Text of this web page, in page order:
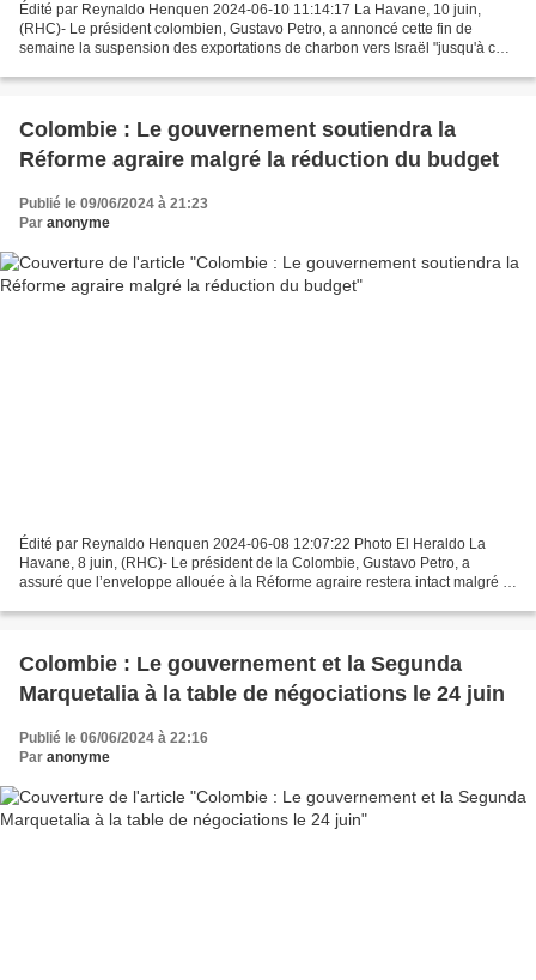
Édité par Reynaldo Henquen 2024-06-10 11:14:17 La Havane, 10 juin,
(RHC)- Le président colombien, Gustavo Petro, a annoncé cette fin de
semaine la suspension des exportations de charbon vers Israël "jusqu'à ce
Colombie : Le gouvernement soutiendra la
Réforme agraire malgré la réduction du budget
Publié le 09/06/2024 à 21:23
Par anonyme
Édité par Reynaldo Henquen 2024-06-08 12:07:22 Photo El Heraldo La
Havane, 8 juin, (RHC)- Le président de la Colombie, Gustavo Petro, a
assuré que l’enveloppe allouée à la Réforme agraire restera intact malgré la
Colombie : Le gouvernement et la Segunda
Marquetalia à la table de négociations le 24 juin
Publié le 06/06/2024 à 22:16
Par anonyme